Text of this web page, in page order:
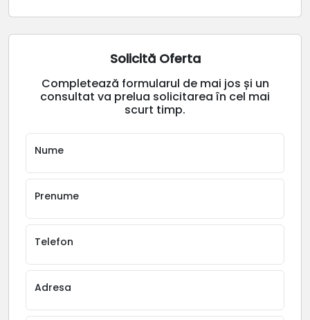
Solicită Oferta
Completează formularul de mai jos și un
consultat va prelua solicitarea în cel mai
scurt timp.
Nume
Prenume
Telefon
Adresa